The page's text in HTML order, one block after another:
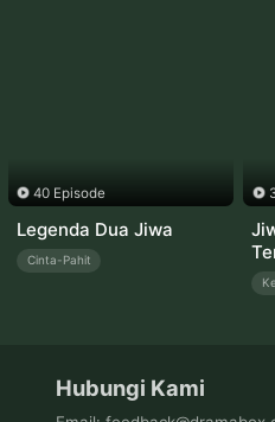
40 Episode
Legenda Dua Jiwa
Cinta-Pahit
Hubungi Kami